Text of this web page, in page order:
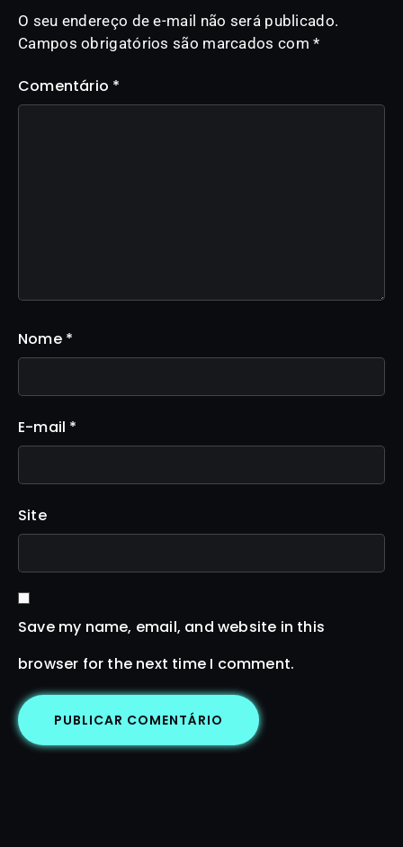
O seu endereço de e-mail não será publicado.
Campos obrigatórios são marcados com*
Comentário *
Nome *
E-mail *
Site
Save my name, email, and website in this
browser for the next time I comment.